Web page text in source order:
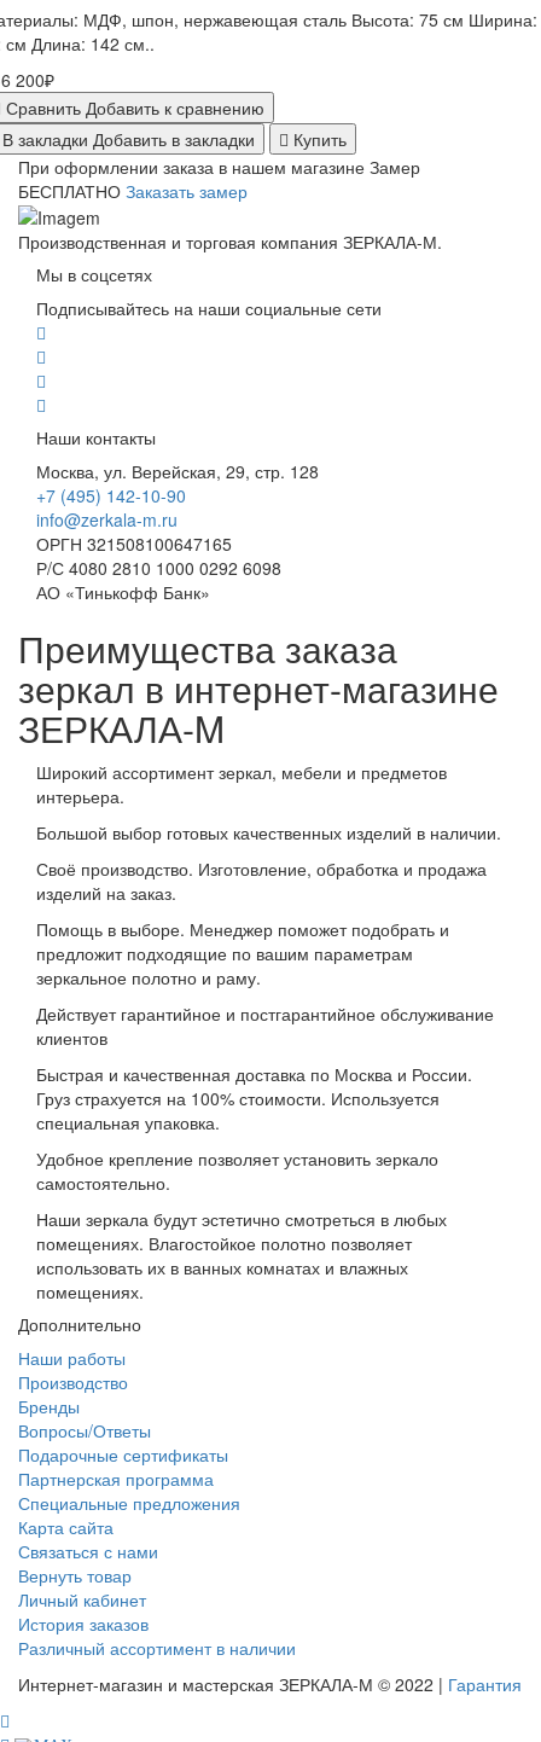
МДФ, шпон, нержавеющая сталь Высота: 75 см Ширина:
см Длина: 142 см..
200₽
Сравнить Добавить к сравнению
закладки Добавить в закладки
Купить
При оформлении заказа в нашем магазине Замер
БЕСПЛАТНО Заказать замер
Производственная и торговая компания ЗЕРКАЛА-М.
Мы в соцсетях
Подписывайтесь на наши социальные сети
Наши контакты
Москва, ул. Верейская, 29, стр. 128
+7 (495) 142-10-90
info@zerkala-m.ru
ОРГН 321508100647165
Р/С 4080 2810 1000 0292 6098
АО «Тинькофф Банк»
Преимущества заказа
зеркал в интернет-магазине
ЗЕРКАЛА-M
Широкий ассортимент зеркал, мебели и предметов
интерьера.
Большой выбор готовых качественных изделий в наличии.
Своё производство. Изготовление, обработка и продажа
изделий на заказ.
Помощь в выборе. Менеджер поможет подобрать и
предложит подходящие по вашим параметрам
зеркальное полотно и раму.
Действует гарантийное и постгарантийное обслуживание
клиентов
Быстрая и качественная доставка по Москва и России.
Груз страхуется на 100% стоимости. Используется
специальная упаковка.
Удобное крепление позволяет установить зеркало
самостоятельно.
Наши зеркала будут эстетично смотреться в любых
помещениях. Влагостойкое полотно позволяет
использовать их в ванных комнатах и влажных
помещениях.
Дополнительно
Наши работы
Производство
Бренды
Вопросы/Ответы
Подарочные сертификаты
Партнерская программа
Специальные предложения
Карта сайта
Связаться с нами
Вернуть товар
Личный кабинет
История заказов
Различный ассортимент в наличии
Интернет-магазин и мастерская ЗЕРКАЛА-М © 2022 | Гарантия